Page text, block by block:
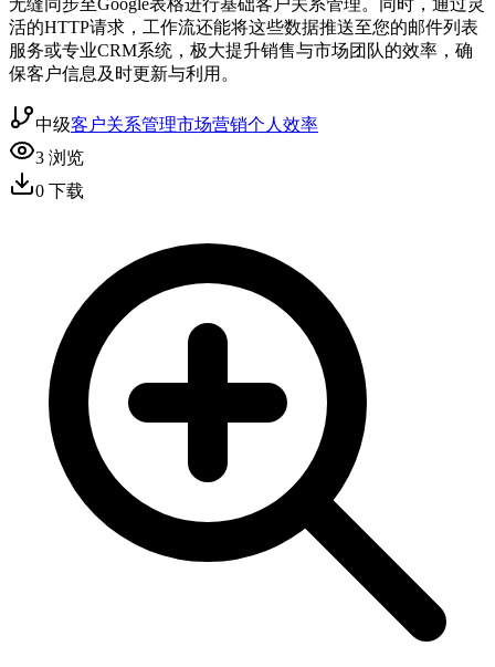
活的HTTP请求，工作流还能将这些数据推送至您的邮件列表
服务或专业CRM系统，极大提升销售与市场团队的效率，确
保客户信息及时更新与利用。
中级客户关系管理市场营销个人效率
3 浏览
0 下载